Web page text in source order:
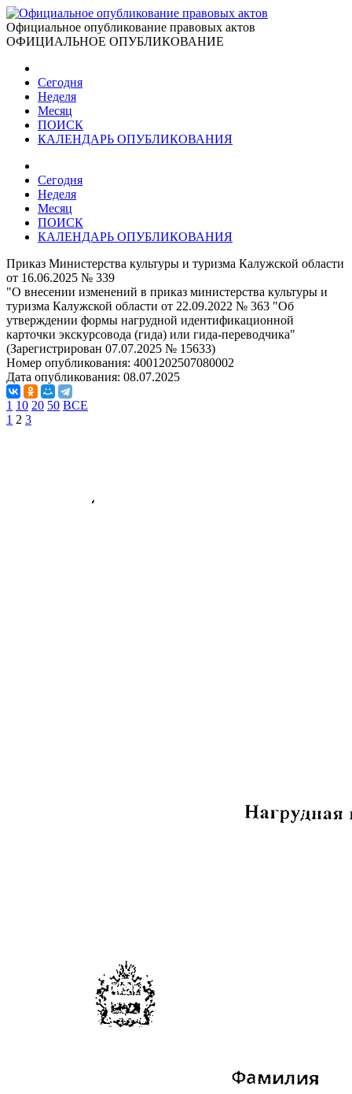
Официальное опубликование правовых актов
ОФИЦИАЛЬНОЕ ОПУБЛИКОВАНИЕ
Сегодня
Неделя
Месяц
ПОИСК
КАЛЕНДАРЬ ОПУБЛИКОВАНИЯ
Сегодня
Неделя
Месяц
ПОИСК
КАЛЕНДАРЬ ОПУБЛИКОВАНИЯ
Приказ Министерства культуры и туризма Калужской области
от 16.06.2025 № 339
"О внесении изменений в приказ министерства культуры и
туризма Калужской области от 22.09.2022 № 363 "Об
утверждении формы нагрудной идентификационной
карточки экскурсовода (гида) или гида-переводчика"
(Зарегистрирован 07.07.2025 № 15633)
Номер опубликования: 4001202507080002
Дата опубликования: 08.07.2025
1 10 20 50 ВСЕ
1 2 3